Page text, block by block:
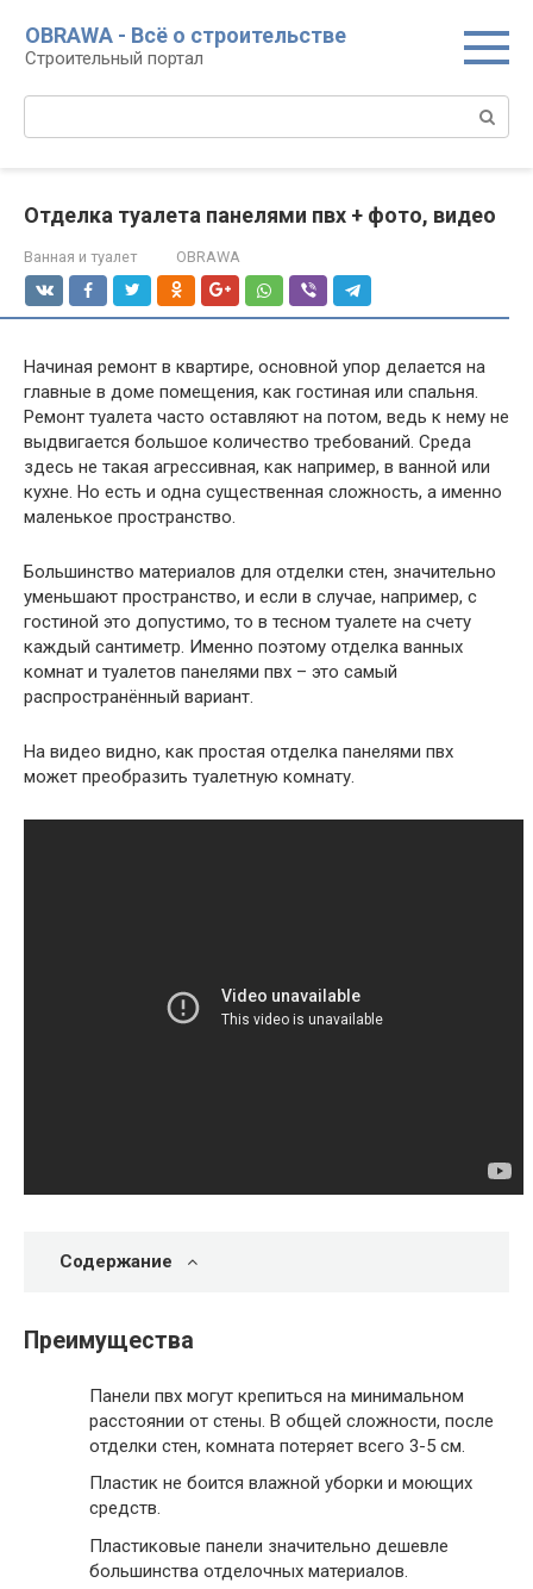
контенту
OBRAWA - Всё о строительстве
Строительный портал
Отделка туалета панелями пвх + фото, видео
Ванная и туалет OBRAWA
Начиная ремонт в квартире, основной упор делается на
главные в доме помещения, как гостиная или спальня.
Ремонт туалета часто оставляют на потом, ведь к нему не
выдвигается большое количество требований. Среда
здесь не такая агрессивная, как например, в ванной или
кухне. Но есть и одна существенная сложность, а именно
маленькое пространство.
Большинство материалов для отделки стен, значительно
уменьшают пространство, и если в случае, например, с
гостиной это допустимо, то в тесном туалете на счету
каждый сантиметр. Именно поэтому отделка ванных
комнат и туалетов панелями пвх – это самый
распространённый вариант.
На видео видно, как простая отделка панелями пвх
может преобразить туалетную комнату.
Содержание
Преимущества
Панели пвх могут крепиться на минимальном
расстоянии от стены. В общей сложности, после
отделки стен, комната потеряет всего 3-5 см.
Пластик не боится влажной уборки и моющих
средств.
Пластиковые панели значительно дешевле
большинства отделочных материалов.